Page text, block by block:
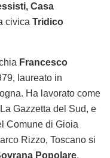
Casa
civica Tridico
Francesco
laureato in
Ha lavorato come
Gazzetta del Sud, e
Comune di Gioia
Rizzo, Toscano si
Popolare,